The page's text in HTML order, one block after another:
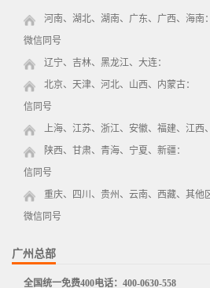
河南、湖北、湖南、广东、广西、
微信同号
辽宁、吉林、黑龙江、大连：
北京、天津、河北、山西、内蒙
信同号
上海、江苏、浙江、安徽、福建、江
陕西、甘肃、青海、宁夏、新疆
信同号
重庆、四川、贵州、云南、西藏、其
微信同号
广州总部
全国统一免费400电话：400-0630-558